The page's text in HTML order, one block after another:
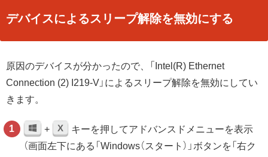
デバイスによるスリープ解除を無効にする
原因のデバイスが分かったので、「Intel(R) Ethernet
Connection (2) I219-V」によるスリープ解除を無効にしてい
きます。
+ X
キーを押してアドバンスドメニューを表示
（画面左下にある「Windows（スタート）」ボタンを「右ク